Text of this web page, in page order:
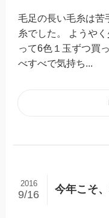
毛足の長い毛糸は苦
糸でした。 ようや
って6色１玉ずつ買
べすべで気持ち...
今年こそ
2016
9/16